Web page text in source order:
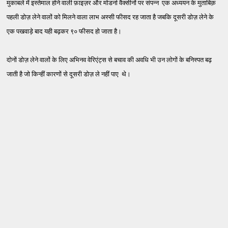
मुकाबले में इस्तेमाल होने वाली फ़ाइज़र और मोडर्ना वैक्सीनों पर संपन्न एक अध्ययन के मुताबिक़
पहली डोज़ लेने वालों को मिलने वाला लाभ अस्सी फीसद रह जाता है जबकि दूसरी डोज़ लेने के
एक पखवाड़े बाद यही बढ़कर ९० फीसद हो जाता है।
दोनों डोज़ लेने वालों के लिए अभिनव वेरिएंट्स से बचाव की अवधि भी उन लोगों के बनिस्पत बढ़
जाती है जो किन्हीं कारणों से दूसरी डोज़ ले नहीं पाए थे।